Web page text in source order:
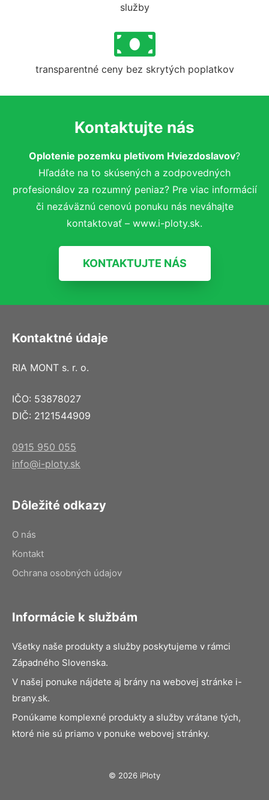
služby
transparentné ceny bez skrytých poplatkov
Kontaktujte nás
Oplotenie pozemku pletivom Hviezdoslavov?
Hľadáte na to skúsených a zodpovedných
profesionálov za rozumný peniaz? Pre viac informácií
či nezáväznú cenovú ponuku nás neváhajte
kontaktovať – www.i-ploty.sk.
KONTAKTUJTE NÁS
Kontaktné údaje
RIA MONT s. r. o.
IČO: 53878027
DIČ: 2121544909
0915 950 055
info@i-ploty.sk
Dôležité odkazy
O nás
Kontakt
Ochrana osobných údajov
Informácie k službám
Všetky naše produkty a služby poskytujeme v rámci
Západného Slovenska.
V našej ponuke nájdete aj brány na webovej stránke i-
brany.sk.
Ponúkame komplexné produkty a služby vrátane tých,
ktoré nie sú priamo v ponuke webovej stránky.
© 2026 iPloty